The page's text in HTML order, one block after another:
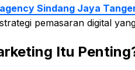
Sindang Jaya
pemasaran digital
Itu